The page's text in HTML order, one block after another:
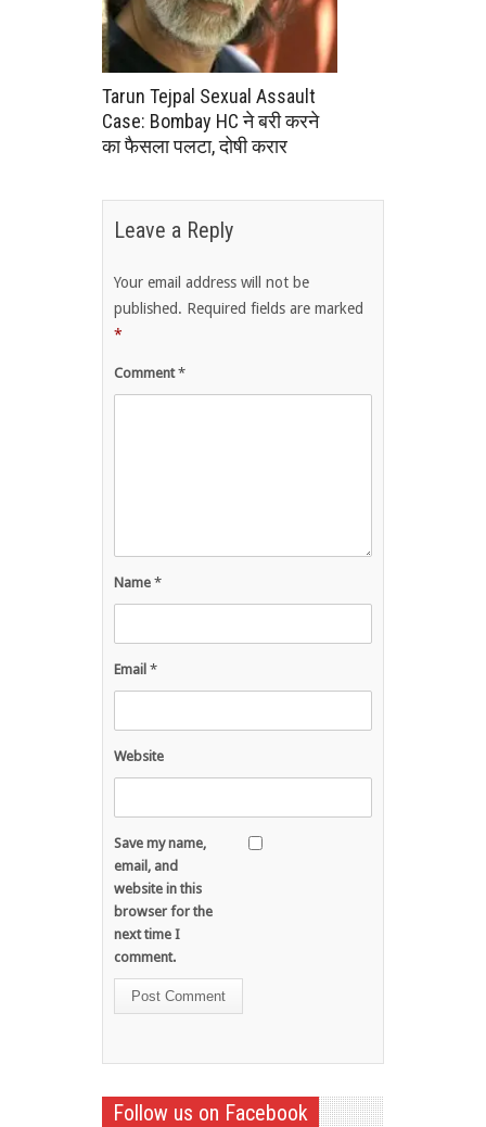
Tarun Tejpal Sexual Assault
Case: Bombay HC ने बरी करने
का फैसला पलटा, दोषी करार
Leave a Reply
Your email address will not be
published. Required fields are marked
*
Comment*
Name *
Email *
Website
Save my name,
email, and
website in this
browser for the
next time I
comment.
Follow us on Facebook